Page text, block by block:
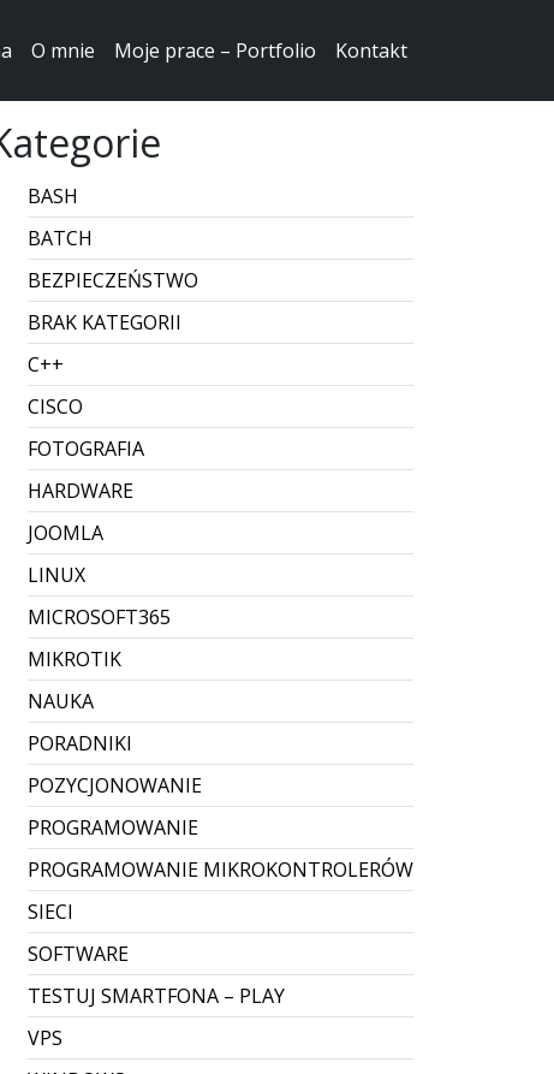
O mnie Moje prace – Portfolio Kontakt
BASH
BATCH
BEZPIECZEŃSTWO
BRAK KATEGORII
C++
CISCO
FOTOGRAFIA
HARDWARE
JOOMLA
LINUX
MICROSOFT365
MIKROTIK
NAUKA
PORADNIKI
POZYCJONOWANIE
PROGRAMOWANIE
PROGRAMOWANIE MIKROKONTROLERÓW
SIECI
SOFTWARE
TESTUJ SMARTFONA – PLAY
VPS